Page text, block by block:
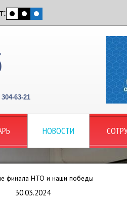
63-21
НОВОСТИ
финала НТО и наши победы
30.03.2024